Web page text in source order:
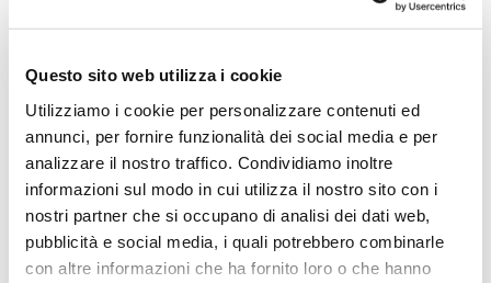
Questo sito web utilizza i cookie
Utilizziamo i cookie per personalizzare contenuti ed
annunci, per fornire funzionalità dei social media e per
analizzare il nostro traffico. Condividiamo inoltre
informazioni sul modo in cui utilizza il nostro sito con i
nostri partner che si occupano di analisi dei dati web,
pubblicità e social media, i quali potrebbero combinarle
con altre informazioni che ha fornito loro o che hanno